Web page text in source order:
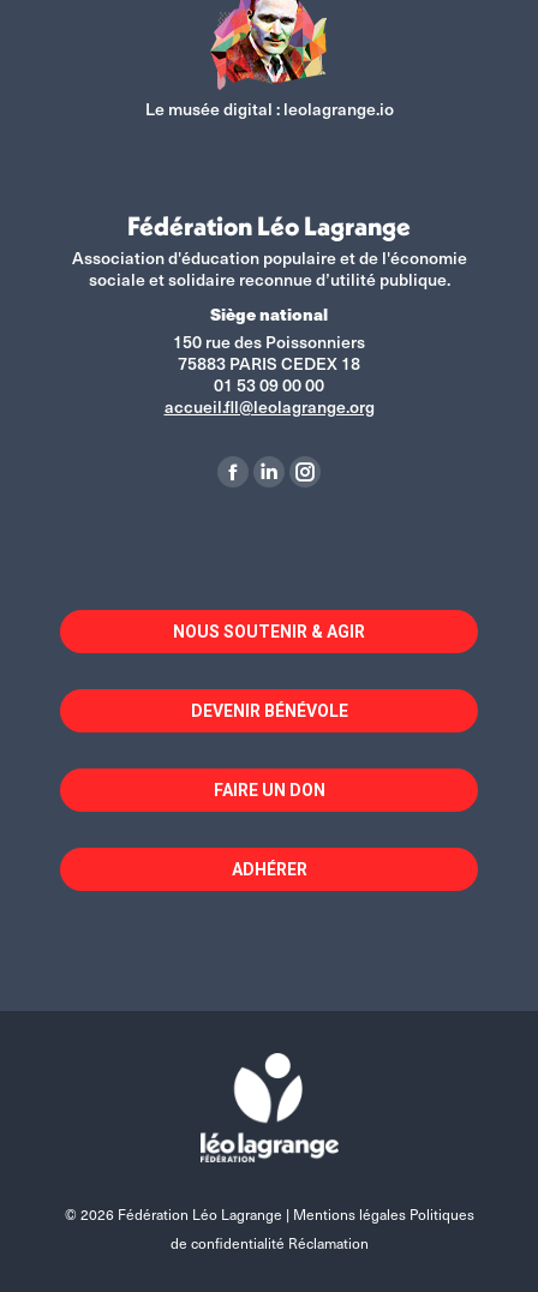
Le musée digital :leolagrange.io
Fédération Léo Lagrange
Association d'éducation populaire et de l'économie
sociale et solidaire reconnue d’utilité publique.
Siège national
150 rue des Poissonniers
75883 PARIS CEDEX 18
01 53 09 00 00
accueil.fll@leolagrange.org
La
dans
une
fenêtre
La
dans
une
fenêtre
La
dans
une
fenêtre
NOUS SOUTENIR & AGIR
DEVENIR BÉNÉVOLE
FAIRE UN DON
ADHÉRER
© 2026 Fédération Léo Lagrange | Mentions légales Politiques
de confidentialité Réclamation